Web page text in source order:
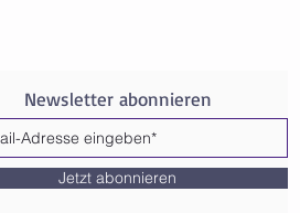
Newsletter abonnieren
Jetzt abonnieren